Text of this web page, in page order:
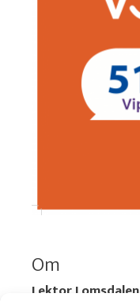
Om
Lektor Lomsdalen